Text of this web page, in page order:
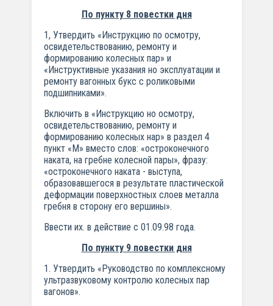
По пункту 8 повестки дня
1, Утвердить «Инструкцию по осмотру,
освидетельствованию, ремонту и
формированию колесных пар» и
«Инструктивные указания но эксплуатации и
ремонту вагонных букс с роликовыми
подшипниками».
Включить в «Инструкцию но осмотру,
освидетельствованию, ремонту и
формированию колесных нар» в раздел 4
пункт «М» вместо слов: «остроконечного
наката, на гребне колесной пары», фразу:
«остроконечного наката - выступа,
образовавшегося в результате пластической
деформации поверхностных слоев металла
гребня в сторону его вершины».
Ввести их. в действие с 01.09.98 года.
По пункту 9 повестки дня
1. Утвердить «Руководство по комплексному
ультразвуковому контролю колесных пар
вагонов».